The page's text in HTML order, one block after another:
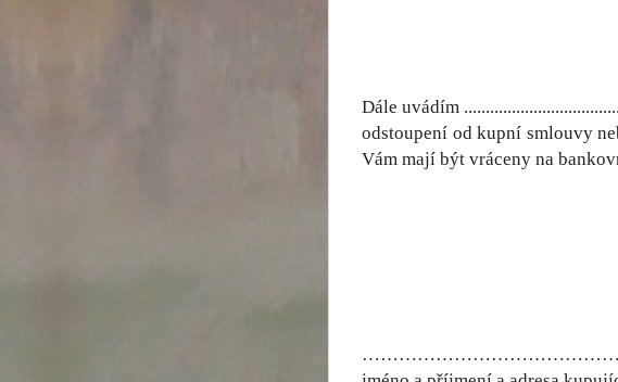
Dále uvádím
odstoupení od kupní smlouvy
Vám mají být vráceny na